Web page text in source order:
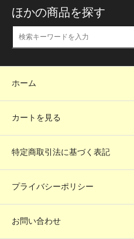
ほかの商品を探す
ホーム
カートを見る
特定商取引法に基づく表記
プライバシーポリシー
お問い合わせ